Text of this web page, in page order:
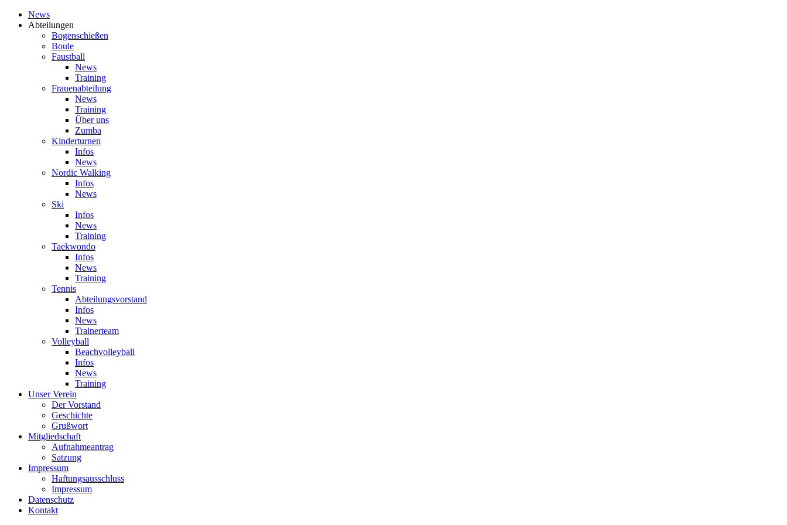
News
Abteilungen
Bogenschießen
Boule
Faustball
News
Training
Frauenabteilung
News
Training
Über uns
Zumba
Kinderturnen
Infos
News
Nordic Walking
Infos
News
Ski
Infos
News
Training
Taekwondo
Infos
News
Training
Tennis
Abteilungsvorstand
Infos
News
Trainerteam
Volleyball
Beachvolleyball
Infos
News
Training
Unser Verein
Der Vorstand
Geschichte
Grußwort
Mitgliedschaft
Aufnahmeantrag
Satzung
Impressum
Haftungsausschluss
Impressum
Datenschutz
Kontakt